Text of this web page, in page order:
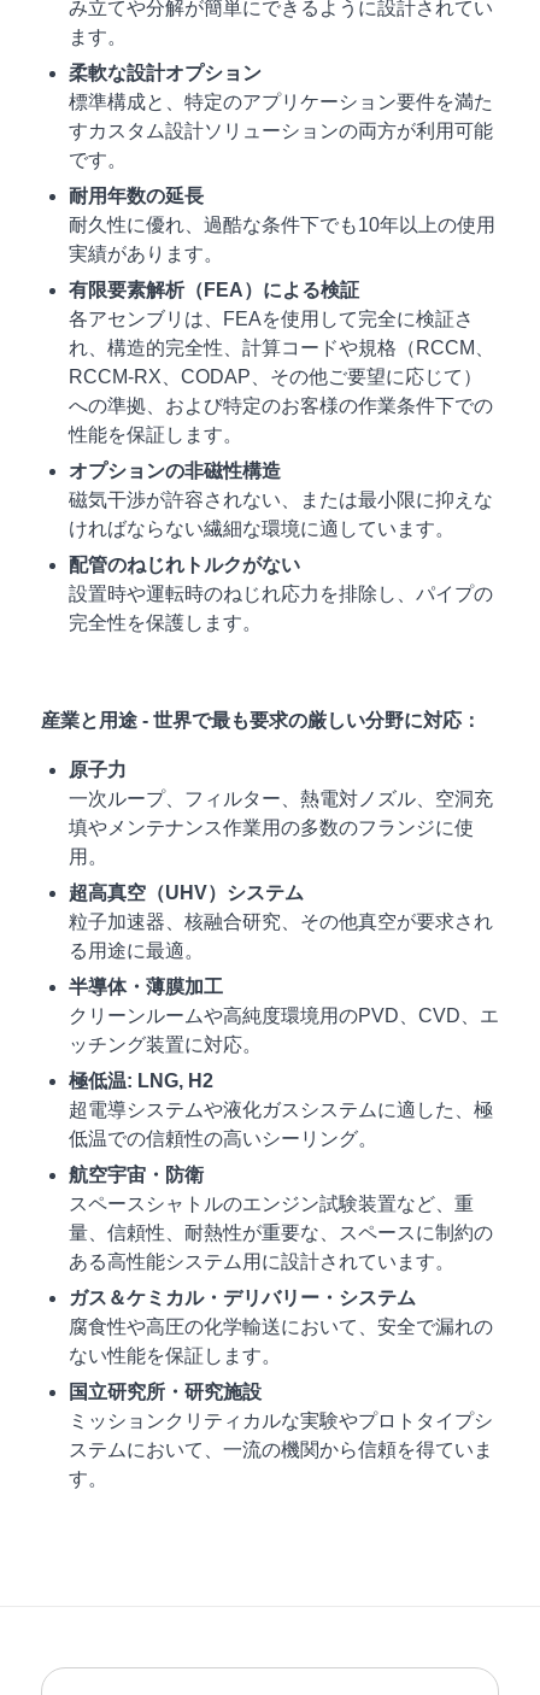
み立てや分解が簡単にできるように設計されてい
ます。
柔軟な設計オプション
標準構成と、特定のアプリケーション要件を満た
すカスタム設計ソリューションの両方が利用可能
です。
耐用年数の延長
耐久性に優れ、過酷な条件下でも10年以上の使用
実績があります。
有限要素解析（FEA）による検証
各アセンブリは、FEAを使用して完全に検証さ
れ、構造的完全性、計算コードや規格（RCCM、
RCCM-RX、CODAP、その他ご要望に応じて）
への準拠、および特定のお客様の作業条件下での
性能を保証します。
オプションの非磁性構造
磁気干渉が許容されない、または最小限に抑えな
ければならない繊細な環境に適しています。
配管のねじれトルクがない
設置時や運転時のねじれ応力を排除し、パイプの
完全性を保護します。
産業と用途 - 世界で最も要求の厳しい分野に対応：
原子力
一次ループ、フィルター、熱電対ノズル、空洞充
填やメンテナンス作業用の多数のフランジに使
用。
超高真空（UHV）システム
粒子加速器、核融合研究、その他真空が要求され
る用途に最適。
半導体・薄膜加工
クリーンルームや高純度環境用のPVD、CVD、エ
ッチング装置に対応。
極低温: LNG, H2
超電導システムや液化ガスシステムに適した、極
低温での信頼性の高いシーリング。
航空宇宙・防衛
スペースシャトルのエンジン試験装置など、重
量、信頼性、耐熱性が重要な、スペースに制約の
ある高性能システム用に設計されています。
ガス＆ケミカル・デリバリー・システム
腐食性や高圧の化学輸送において、安全で漏れの
ない性能を保証します。
国立研究所・研究施設
ミッションクリティカルな実験やプロトタイプシ
ステムにおいて、一流の機関から信頼を得ていま
す。